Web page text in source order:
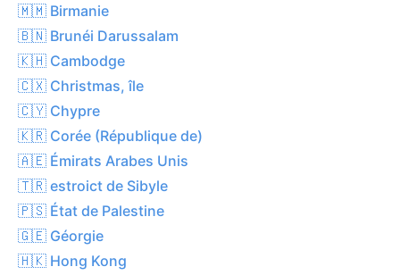
🇲🇲 Birmanie
🇧🇳 Brunéi Darussalam
🇰🇭 Cambodge
🇨🇽 Christmas, île
🇨🇾 Chypre
🇰🇷 Corée (République de)
🇦🇪 Émirats Arabes Unis
🇹🇷 estroict de Sibyle
🇵🇸 État de Palestine
🇬🇪 Géorgie
🇭🇰 Hong Kong